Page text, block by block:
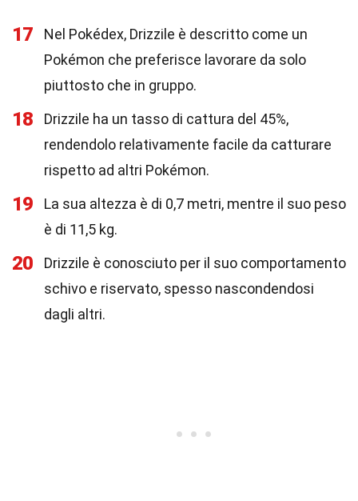
17
Nel Pokédex, Drizzile è descritto come un
Pokémon che preferisce lavorare da solo
piuttosto che in gruppo.
18
Drizzile ha un tasso di cattura del 45%,
rendendolo relativamente facile da catturare
rispetto ad altri Pokémon.
19
La sua altezza è di 0,7 metri, mentre il suo peso
è di 11,5 kg.
20
Drizzile è conosciuto per il suo comportamento
schivo e riservato, spesso nascondendosi
dagli altri.